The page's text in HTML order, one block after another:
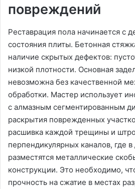
повреждений
Реставрация пола начинается с
состояния плиты. Бетонная
наличие скрытых дефектов:
низкой плотности. Основная
невозможна без качественной
обработки. Мастер использует
с алмазным сегментированным
раскрытия поврежденных
расшивка каждой трещины и
перпендикулярных каналов, где
разместятся металлические
конструкции. Это необходимо,
прочность на сжатие в местах